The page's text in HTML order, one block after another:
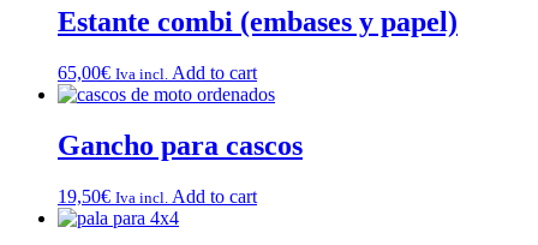
Estante combi (embases y papel)
65,00€ Iva incl. Add to cart
Gancho para cascos
19,50€ Iva incl. Add to cart